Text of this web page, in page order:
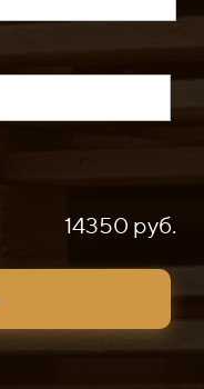
14350 руб.